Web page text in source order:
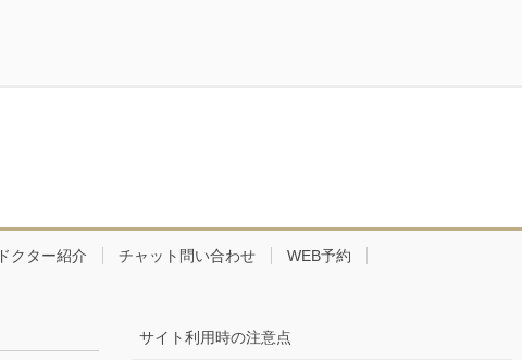
ドクター紹介 チャット問い合わせ WEB予約
サイト利用時の注意点